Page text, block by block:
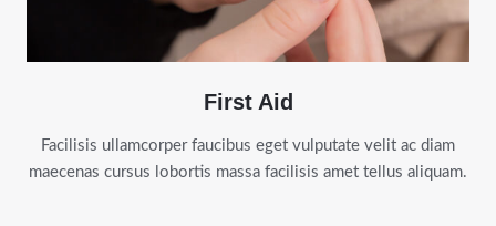
First Aid
Facilisis ullamcorper faucibus eget vulputate velit ac diam
maecenas cursus lobortis massa facilisis amet tellus aliquam.